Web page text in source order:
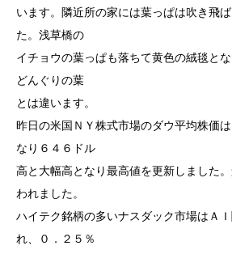
います。隣近所の家には葉っぱは吹き飛
た。浅草橋の
イチョウの葉っぱも落ちて黄色の絨毯とな
どんぐりの葉
とは違います。
昨日の米国ＮＹ株式市場のダウ平均株価
なり６４６ドル
高と大幅高となり最高値を更新しました
われました。
ハイテク銘柄の多いナスダック市場はＡ
れ、０．２５％